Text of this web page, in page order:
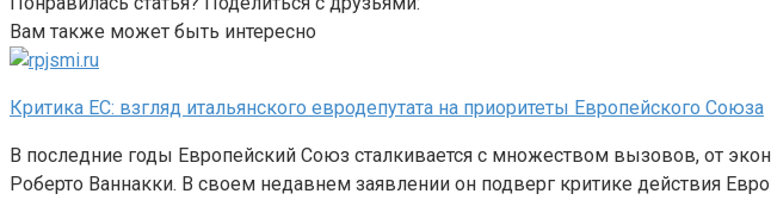
Вам также может быть интересно
Критика ЕС: взгляд итальянского евродепутата на приоритеты Европейского Союза
В последние годы Европейский Союз сталкивается с множеством вызовов, от
Роберто Ваннакки. В своем недавнем заявлении он подверг критике действия